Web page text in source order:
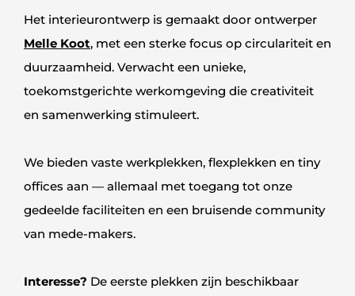
Het interieurontwerp is gemaakt door ontwerper
Melle Koot, met een sterke focus op circulariteit en
duurzaamheid. Verwacht een unieke,
toekomstgerichte werkomgeving die creativiteit
en samenwerking stimuleert.
We bieden vaste werkplekken, flexplekken en tiny
offices aan — allemaal met toegang tot onze
gedeelde faciliteiten en een bruisende community
van mede-makers.
Interesse? De eerste plekken zijn beschikbaar